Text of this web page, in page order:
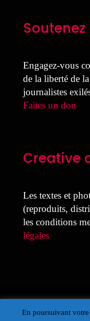
Soutenez
Engagez-vous
de la liberté de
journalistes
Faites un don
Creative
Les textes et
(reproduits,
les conditions
légales
Design Laure
En poursuivant